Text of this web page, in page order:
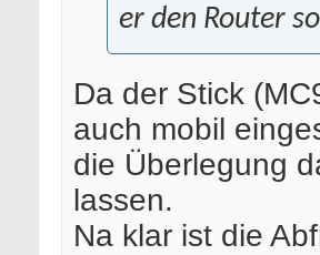
er den Router
Da der Stick
auch mobil
die Überlegung
lassen.
Na klar ist die